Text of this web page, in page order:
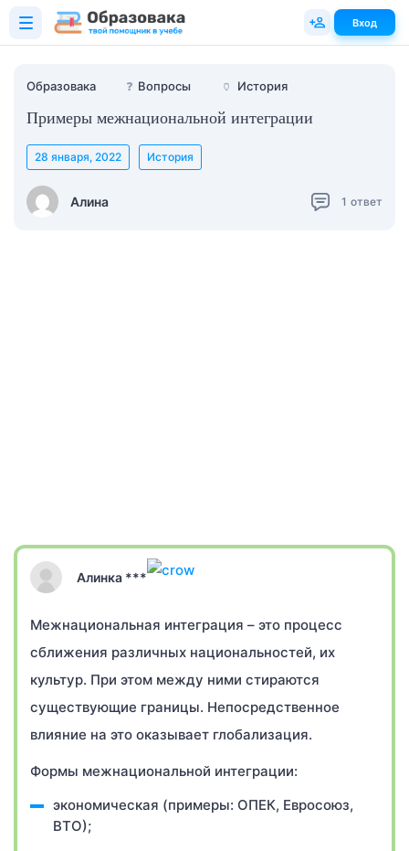
Образовака ❓ Вопросы 🏺 История
Примеры межнациональной интеграции
Алина
28 января, 2022 История
1 ответ
Алинка ***
Межнациональная интеграция – это процесс
сближения различных национальностей, их
культур. При этом между ними стираются
существующие границы. Непосредственное
влияние на это оказывает глобализация.
Формы межнациональной интеграции:
экономическая (примеры: ОПЕК, Евросоюз,
ВТО);
Вход